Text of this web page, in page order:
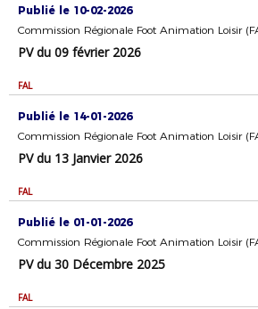
Publié le 10-02-2026
Commission Régionale Foot Animation Loisir
PV du 09 février 2026
FAL
Publié le 14-01-2026
Commission Régionale Foot Animation Loisir
PV du 13 Janvier 2026
FAL
Publié le 01-01-2026
Commission Régionale Foot Animation Loisir
PV du 30 Décembre 2025
FAL